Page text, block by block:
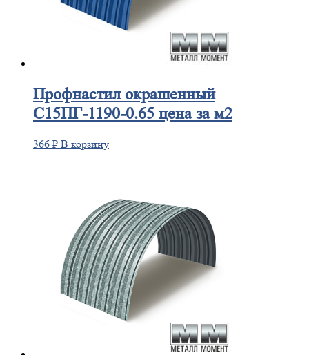
Профнастилокрашенный
С15ПГ-1190-0.65 цена за м2
366 ₽ В корзину